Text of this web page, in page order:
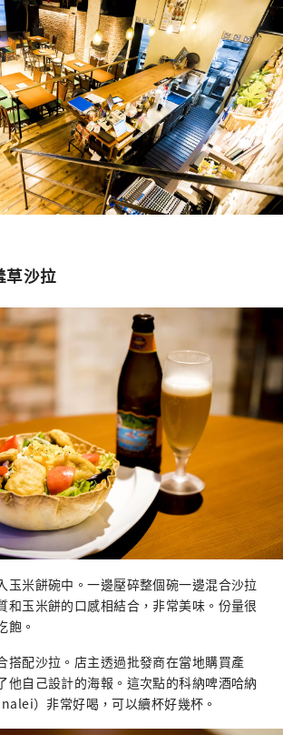
草沙拉
玉米餅碗中。一邊壓碎整個碗一邊混合沙拉
和玉米餅的口感相結合，非常美味。份量很
飽。
搭配沙拉。店主透過批發商在當地購買產
他自己設計的海報。這次點的科納啤酒哈納
）非常好喝，可以續杯好幾杯。